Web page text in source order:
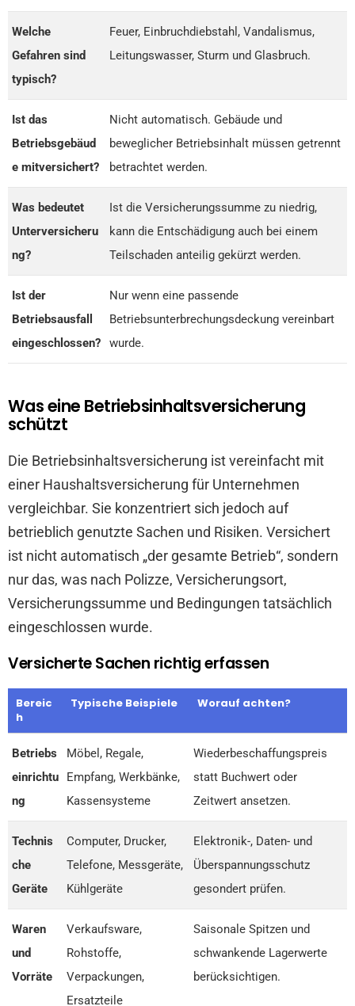
Welche
Gefahren sind
typisch?
Feuer, Einbruchdiebstahl, Vandalismus,
Leitungswasser, Sturm und Glasbruch.
Ist das
Betriebsgebäud
e mitversichert?
Nicht automatisch. Gebäude und
beweglicher Betriebsinhalt müssen getrennt
betrachtet werden.
Was bedeutet
Unterversicheru
ng?
Ist die Versicherungssumme zu niedrig,
kann die Entschädigung auch bei einem
Teilschaden anteilig gekürzt werden.
Ist der
Betriebsausfall
eingeschlossen?
Nur wenn eine passende
Betriebsunterbrechungsdeckung vereinbart
wurde.
Was eine Betriebsinhaltsversicherung
schützt
Die Betriebsinhaltsversicherung ist vereinfacht mit
einer Haushaltsversicherung für Unternehmen
vergleichbar. Sie konzentriert sich jedoch auf
betrieblich genutzte Sachen und Risiken. Versichert
ist nicht automatisch „der gesamte Betrieb“, sondern
nur das, was nach Polizze, Versicherungsort,
Versicherungssumme und Bedingungen tatsächlich
eingeschlossen wurde.
Versicherte Sachen richtig erfassen
Bereic
h
Typische Beispiele Worauf achten?
Betriebs
einrichtu
ng
Möbel, Regale,
Empfang, Werkbänke,
Kassensysteme
Wiederbeschaffungspreis
statt Buchwert oder
Zeitwert ansetzen.
Technis
che
Geräte
Computer, Drucker,
Telefone, Messgeräte,
Kühlgeräte
Elektronik-, Daten- und
Überspannungsschutz
gesondert prüfen.
Waren
und
Vorräte
Verkaufsware,
Rohstoffe,
Verpackungen,
Ersatzteile
Saisonale Spitzen und
schwankende Lagerwerte
berücksichtigen.